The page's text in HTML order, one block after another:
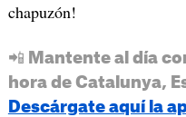
chapuzón!
📲 Mantente al día
hora de Catalunya,
Descárgate aquí la